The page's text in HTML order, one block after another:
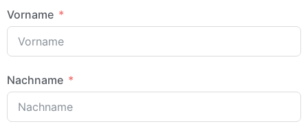
Vorname
Nachname